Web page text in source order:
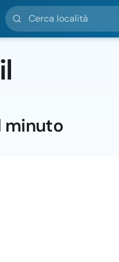
Cerca località
minuto